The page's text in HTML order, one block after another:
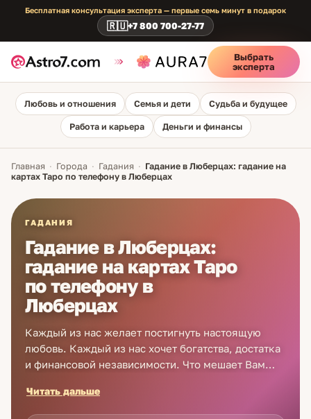
Бесплатная консультация эксперта — первые семь минут в подарок
🇷🇺+7 800 700-27-77
Выбрать
эксперта
Любовь и отношения Семья и дети Судьба и будущее
Работа и карьера Деньги и финансы
Главная · Города · Гадания · Гадание в Люберцах: гадание на
картах Таро по телефону в Люберцах
ГАДАНИЯ
Гадание в Люберцах:
гадание на картах Таро
по телефону в
Люберцах
Каждый из нас желает постигнуть настоящую
любовь. Каждый из нас хочет богатства, достатка
и финансовой независимости. Что мешает Вам
гадание на картах Таро в Люберцах сейчас, и мы
предоставим Вам первую консультацию
Читать дальше